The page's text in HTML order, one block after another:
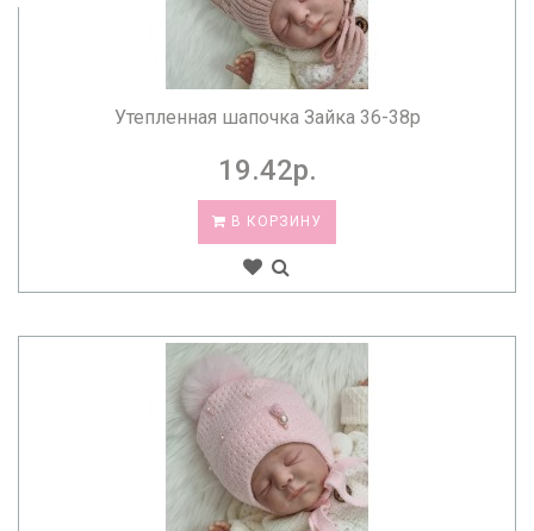
Утепленная шапочка Зайка 36-38р
19.42р.
В КОРЗИНУ